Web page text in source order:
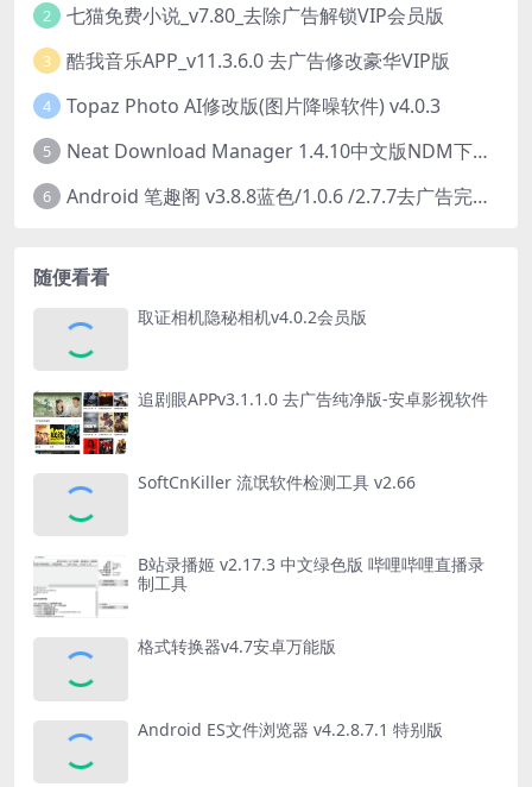
2 七猫免费小说_v7.80_去除广告解锁VIP会员版
3 酷我音乐APP_v11.3.6.0 去广告修改豪华VIP版
4 Topaz Photo AI修改版(图片降噪软件) v4.0.3
5 Neat Download Manager 1.4.10中文版NDM下载器简称NDM
6 Android 笔趣阁 v3.8.8蓝色/1.0.6 /2.7.7去广告完美版
随便看看
取证相机隐秘相机v4.0.2会员版
追剧眼APPv3.1.1.0 去广告纯净版-安卓影视软件
SoftCnKiller 流氓软件检测工具 v2.66
B站录播姬 v2.17.3 中文绿色版 哔哩哔哩直播录
制工具
格式转换器v4.7安卓万能版
Android ES文件浏览器 v4.2.8.7.1 特别版